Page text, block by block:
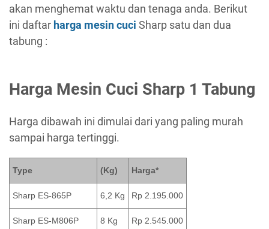
akan menghemat waktu dan tenaga anda. Berikut
ini daftar harga mesin cuci Sharp satu dan dua
tabung :
Harga Mesin Cuci Sharp 1 Tabung
Harga dibawah ini dimulai dari yang paling murah
sampai harga tertinggi.
Type (Kg) Harga*
Sharp ES-865P 6,2 Kg Rp 2.195.000
Sharp ES-M806P 8 Kg Rp 2.545.000